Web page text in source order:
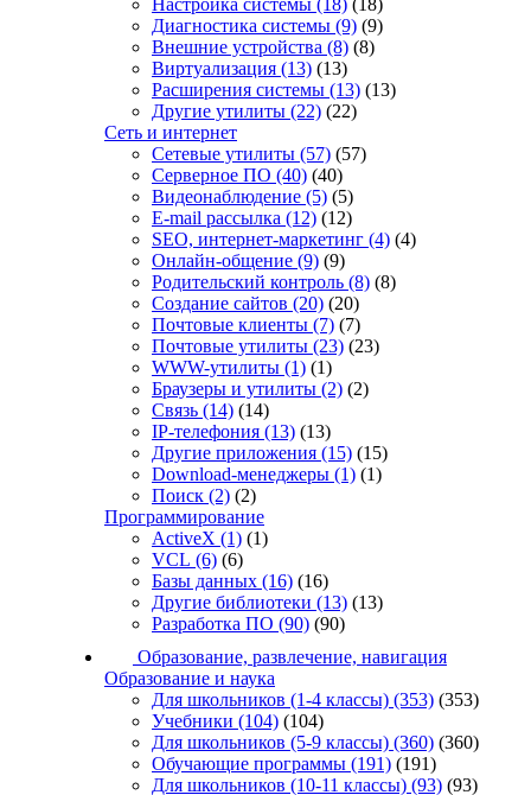
Настройка системы (18) (18)
Диагностика системы (9) (9)
Внешние устройства (8) (8)
Виртуализация (13) (13)
Расширения системы (13) (13)
Другие утилиты (22) (22)
Сеть и интернет
Сетевые утилиты (57) (57)
Серверное ПО (40) (40)
Видеонаблюдение (5) (5)
E-mail рассылка (12) (12)
SEO, интернет-маркетинг (4) (4)
Онлайн-общение (9) (9)
Родительский контроль (8) (8)
Создание сайтов (20) (20)
Почтовые клиенты (7) (7)
Почтовые утилиты (23) (23)
WWW-утилиты (1) (1)
Браузеры и утилиты (2) (2)
Связь (14) (14)
IP-телефония (13) (13)
Другие приложения (15) (15)
Download-менеджеры (1) (1)
Поиск (2) (2)
Программирование
ActiveX (1) (1)
VCL (6) (6)
Базы данных (16) (16)
Другие библиотеки (13) (13)
Разработка ПО (90) (90)
Образование, развлечение, навигация
Образование и наука
Для школьников (1-4 классы) (353) (353)
Учебники (104) (104)
Для школьников (5-9 классы) (360) (360)
Обучающие программы (191) (191)
Для школьников (10-11 классы) (93) (93)